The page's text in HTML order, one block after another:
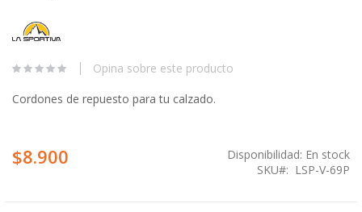
images
Opina sobre este producto
Cordones de repuesto para tu calzado.
$8.900 Disponibilidad: En stock
SKU
LSP-V-69P